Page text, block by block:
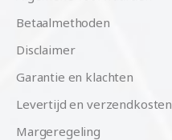
Betaalmethoden
Disclaimer
Garantie en klachten
Levertijd en verzendkosten
Margeregeling